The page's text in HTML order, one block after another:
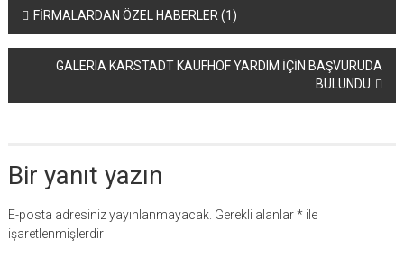
Yazı
dolaşımı
FİRMALARDAN ÖZEL HABERLER (1)
GALERIA KARSTADT KAUFHOF YARDIM İÇİN BAŞVURUDA
BULUNDU
Bir yanıt yazın
E-posta adresiniz yayınlanmayacak. Gerekli alanlar*ile
işaretlenmişlerdir